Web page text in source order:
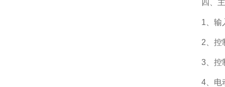
四、
1、输
2、控
3、控
4、电